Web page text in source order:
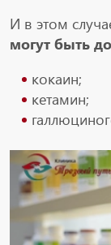
И в этом
могут быть
кокаин;
кетамин;